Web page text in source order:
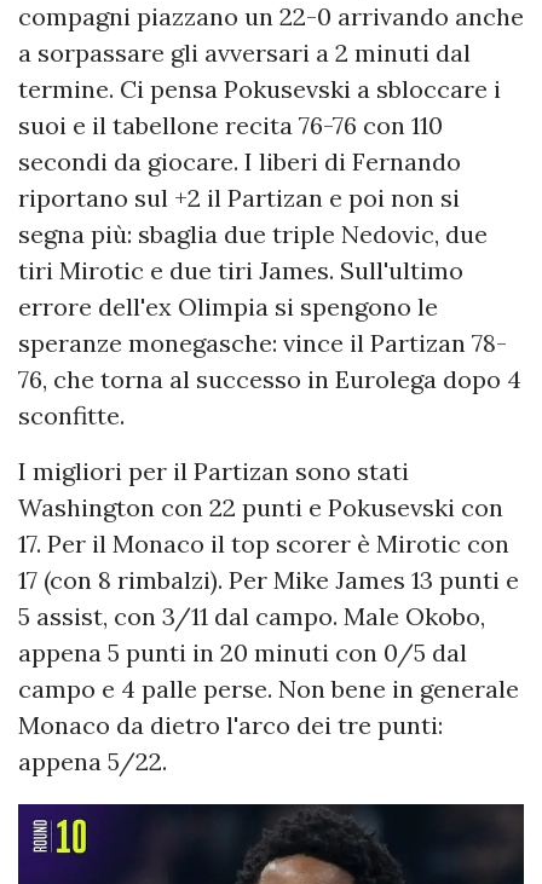
compagni piazzano un 22-0 arrivando anche
a sorpassare gli avversari a 2 minuti dal
termine. Ci pensa Pokusevski a sbloccare i
suoi e il tabellone recita 76-76 con 110
secondi da giocare. I liberi di Fernando
riportano sul +2 il Partizan e poi non si
segna più: sbaglia due triple Nedovic, due
tiri Mirotic e due tiri James. Sull'ultimo
errore dell'ex Olimpia si spengono le
speranze monegasche: vince il Partizan 78-
76, che torna al successo in Eurolega dopo 4
sconfitte.
I migliori per il Partizan sono stati
Washington con 22 punti e Pokusevski con
17. Per il Monaco il top scorer è Mirotic con
17 (con 8 rimbalzi). Per Mike James 13 punti e
5 assist, con 3/11 dal campo. Male Okobo,
appena 5 punti in 20 minuti con 0/5 dal
campo e 4 palle perse. Non bene in generale
Monaco da dietro l'arco dei tre punti:
appena 5/22.